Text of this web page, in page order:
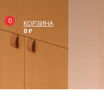
0
КОРЗИНА
0 ₽